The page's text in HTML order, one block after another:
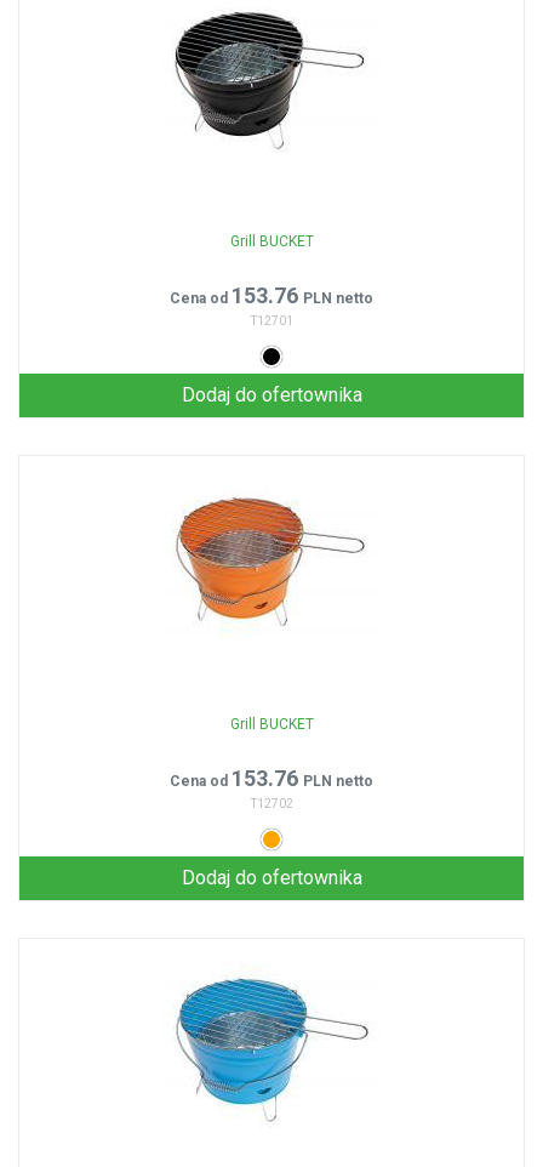
Grill BUCKET
Cena od 153.76 PLN netto
T12701
Dodaj do ofertownika
Grill BUCKET
Cena od 153.76 PLN netto
T12702
Dodaj do ofertownika